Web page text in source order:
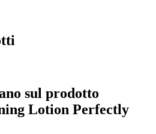
sul prodotto
Lotion Perfectly